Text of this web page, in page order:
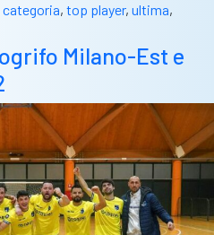
, top player, ultima,
Milano-Est e